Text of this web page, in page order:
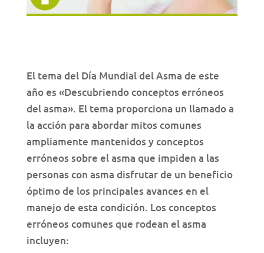
El tema del Día Mundial del Asma de este
año es «Descubriendo conceptos erróneos
del asma». El tema proporciona un llamado a
la acción para abordar mitos comunes
ampliamente mantenidos y conceptos
erróneos sobre el asma que impiden a las
personas con asma disfrutar de un beneficio
óptimo de los principales avances en el
manejo de esta condición. Los conceptos
erróneos comunes que rodean el asma
incluyen: